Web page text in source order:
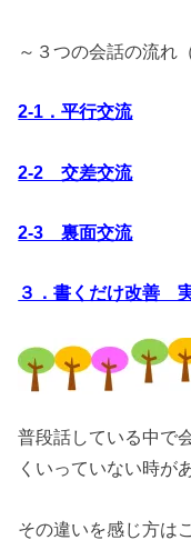
～３つの会話の流れ
2-1．平行交流
2-2 交差交流
2-3 裏面交流
３．書くだけ改善
普段話している中で
くいっていない時が
その違いを感じ方は